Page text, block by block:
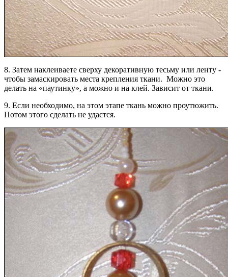
8. Затем наклеиваете сверху декоративную тесьму или ленту -
чтобы замаскировать места крепления ткани. Можно это
делать на «паутинку», а можно и на клей. Зависит от ткани.
9. Если необходимо, на этом этапе ткань можно проутюжить.
Потом этого сделать не удастся.